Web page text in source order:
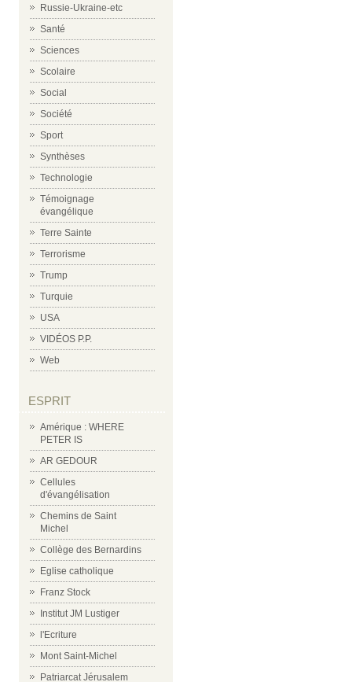
Russie-Ukraine-etc
Santé
Sciences
Scolaire
Social
Société
Sport
Synthèses
Technologie
Témoignage
évangélique
Terre Sainte
Terrorisme
Trump
Turquie
USA
VIDÉOS P.P.
Web
ESPRIT
Amérique : WHERE
PETER IS
AR GEDOUR
Cellules
d'évangélisation
Chemins de Saint
Michel
Collège des Bernardins
Eglise catholique
Franz Stock
Institut JM Lustiger
l'Ecriture
Mont Saint-Michel
Patriarcat Jérusalem